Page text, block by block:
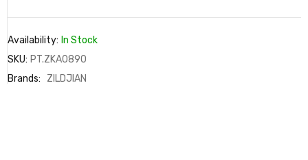
Availability: In Stock
SKU: PT.ZKA0890
Brands:
ZILDJIAN